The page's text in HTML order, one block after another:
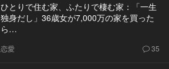
ひとりで住む家、ふたりで棲む家：「一生
独身だし」36歳女が7,000万の家を買った
ら…
恋愛 35